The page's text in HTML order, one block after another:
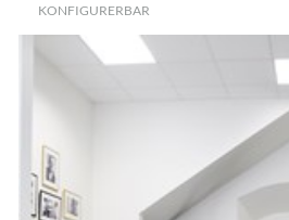
KONFIGURERBAR